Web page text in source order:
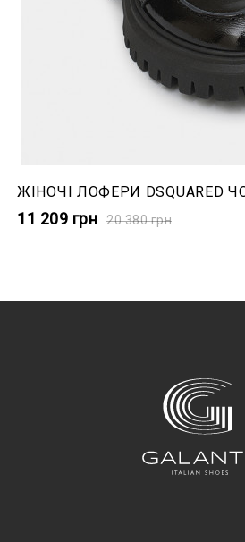
ЖІНОЧІ ЛОФЕРИ DSQUARED
11 209 грн 20 380грн